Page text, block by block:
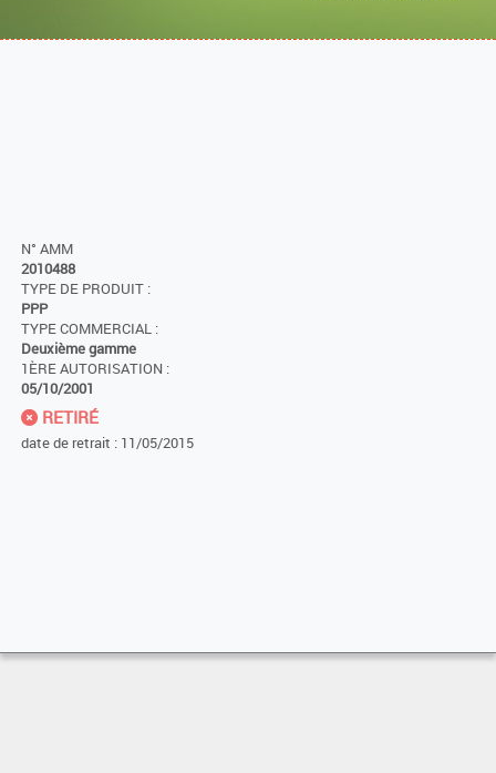
N° AMM
2010488
TYPE DE PRODUIT :
PPP
TYPE COMMERCIAL :
Deuxième gamme
1ÈRE AUTORISATION :
05/10/2001
RETIRÉ
date de retrait : 11/05/2015